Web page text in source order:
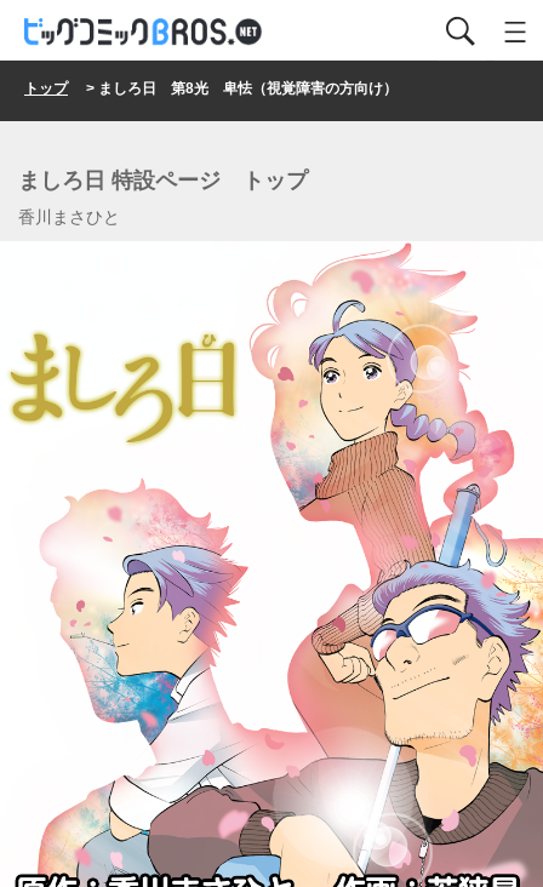
トップ> ましろ日 第8光 卑怯（視覚障害の方向け）
ましろ日 特設ページ トップ
香川まさひと